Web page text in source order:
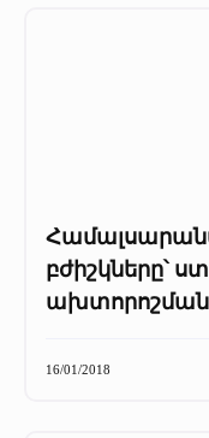
բժիշկները՝
ախտորոշման
16/01/2018